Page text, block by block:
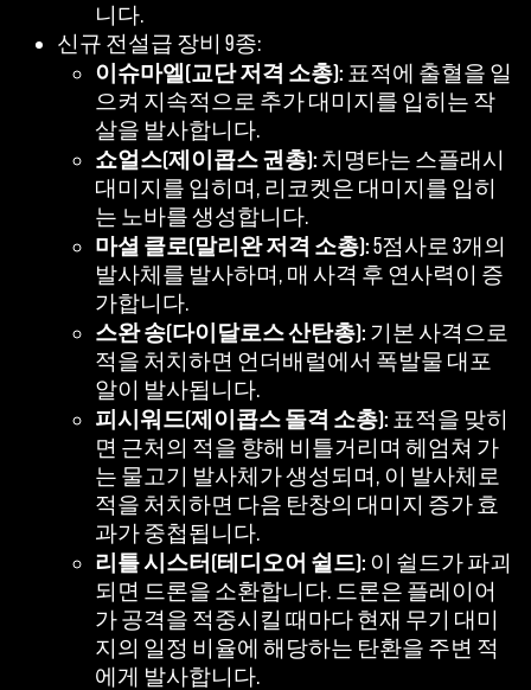
가
Goog
le
로
됩
니다.
신규 전설급 장비 9종:
이슈마엘(교단 저격 소총): 표적에 출혈을 일
으켜 지속적으로 추가 대미지를 입히는 작
살을 발사합니다.
쇼얼스(제이콥스 권총): 치명타는 스플래시
대미지를 입히며, 리코켓은 대미지를 입히
는 노바를 생성합니다.
마셜 클로(말리완 저격 소총):5점사로 3개의
발사체를 발사하며, 매 사격 후 연사력이 증
가합니다.
스완 송(다이달로스 산탄총): 기본 사격으로
적을 처치하면 언더배럴에서 폭발물 대포
알이 발사됩니다.
피시워드(제이콥스 돌격 소총): 표적을 맞히
면 근처의 적을 향해 비틀거리며 헤엄쳐 가
는 물고기 발사체가 생성되며, 이 발사체로
적을 처치하면 다음 탄창의 대미지 증가 효
과가 중첩됩니다.
리틀 시스터(테디오어 쉴드): 이 쉴드가 파괴
되면 드론을 소환합니다. 드론은 플레이어
가 공격을 적중시킬 때마다 현재 무기 대미
지의 일정 비율에 해당하는 탄환을 주변 적
에게 발사합니다.